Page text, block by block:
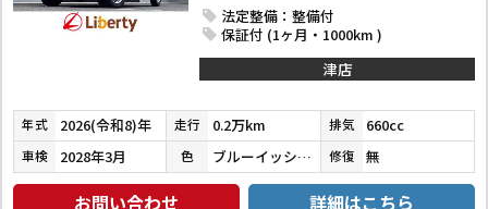
法定整備：整備付
保証付 (1ヶ月・1000km )
津店
年式 2026(令和8)年 走行 0.2万km 排気 660cc
車検 2028年3月 色 ブルーイッシュブラックパール３ 修復 無
お問い合わせ 詳細はこちら